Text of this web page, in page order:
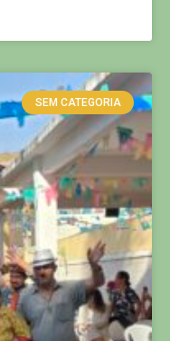
SEM CATEGORIA